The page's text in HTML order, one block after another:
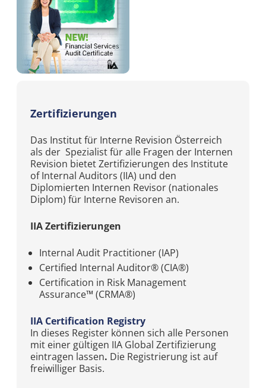
Zertifizierungen
Das Institut für Interne Revision Österreich
als der Spezialist für alle Fragen der Internen
Revision bietet Zertifizierungen des Institute
of Internal Auditors (IIA) und den
Diplomierten Internen Revisor (nationales
Diplom) für Interne Revisoren an.
IIA Zertifizierungen
Internal Audit Practitioner (IAP)
Certified Internal Auditor® (CIA®)
Certification in Risk Management
Assurance™ (CRMA®)
IIA Certification Registry
In dieses Register können sich alle Personen
mit einer gültigen IIA Global Zertifizierung
eintragen lassen. Die Registrierung ist auf
freiwilliger Basis.